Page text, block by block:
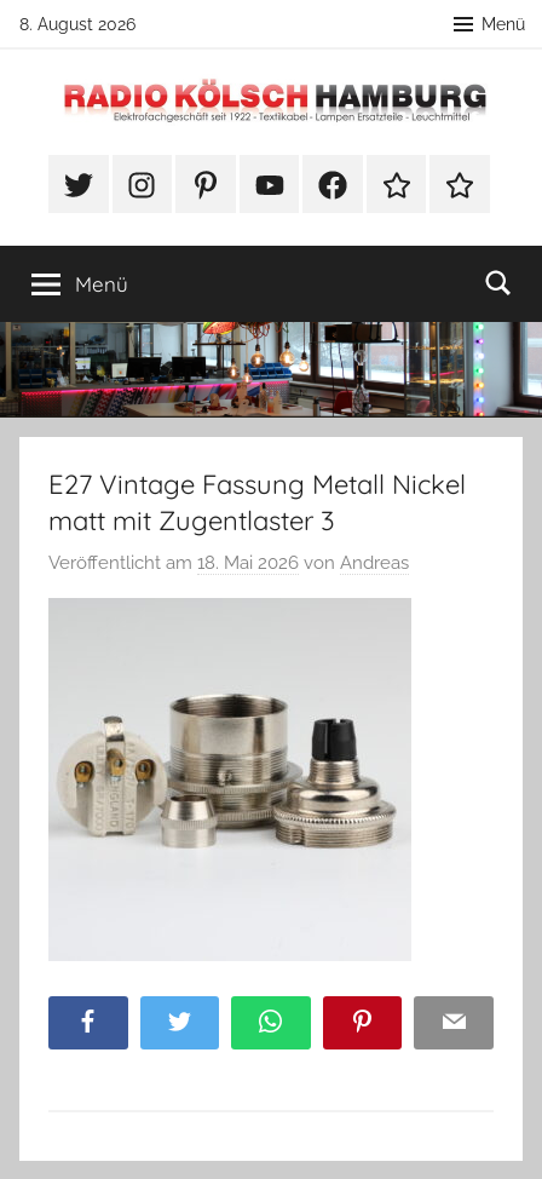
Zum
springen
8. August 2026 Menü
Radio
Hamburg
Lampenbau
#TwitterInstagramPinterestYouTubeFacebookTikTok Webshop
Menü
E27 Vintage Fassung Metall Nickel
matt mit Zugentlaster 3
Veröffentlicht am 18. Mai 2026 von Andreas
Facebook Twitter WhatsApp Pinterest Email